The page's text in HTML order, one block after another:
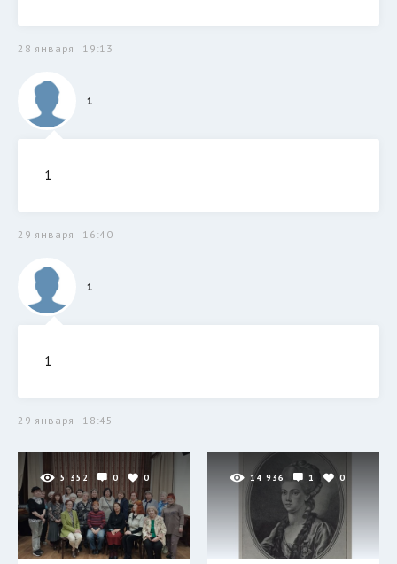
28 января 19:13
1
1
29 января 16:40
1
1
29 января 18:45
5 352 0 0 14 936 1 0